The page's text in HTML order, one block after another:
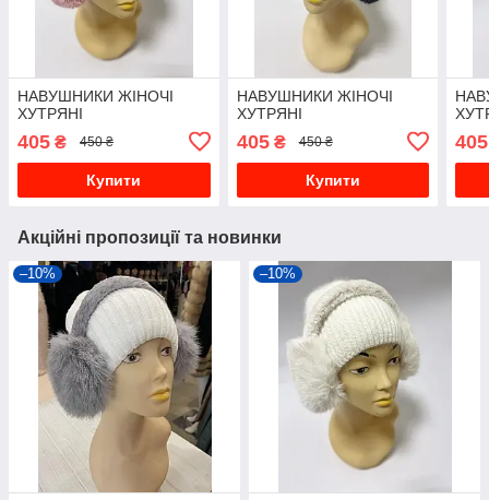
НАВУШНИКИ ЖІНОЧІ
ХУТРЯНІ
405 ₴ 450 ₴
Купити
НАВУШНИКИ ЖІНОЧІ
ХУТРЯНІ
405₴ 450 ₴
Купити
405
Акційні пропозиції та новинки
–10% –10%